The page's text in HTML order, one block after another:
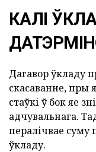
КАЛІ
Дагавор ўкладу
скасаванне, пры
стаўкі ў бок яе
адчувальнага.
пералічвае суму
ўкладу.